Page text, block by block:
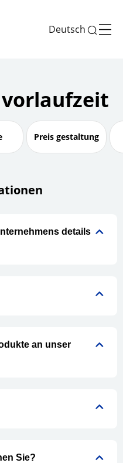
Deutsch
Preis gestaltung
details
an unser
Sie?